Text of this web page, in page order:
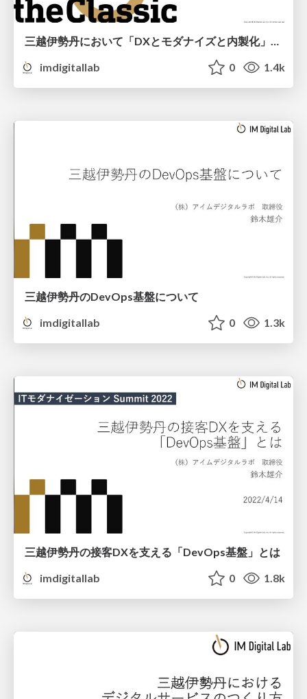
imdigitallab
0 1.4k
三越伊勢丹のDevOps基盤について
imdigitallab
0 1.3k
三越伊勢丹の接客DXを支える「DevOps基盤」とは
imdigitallab
0 1.8k